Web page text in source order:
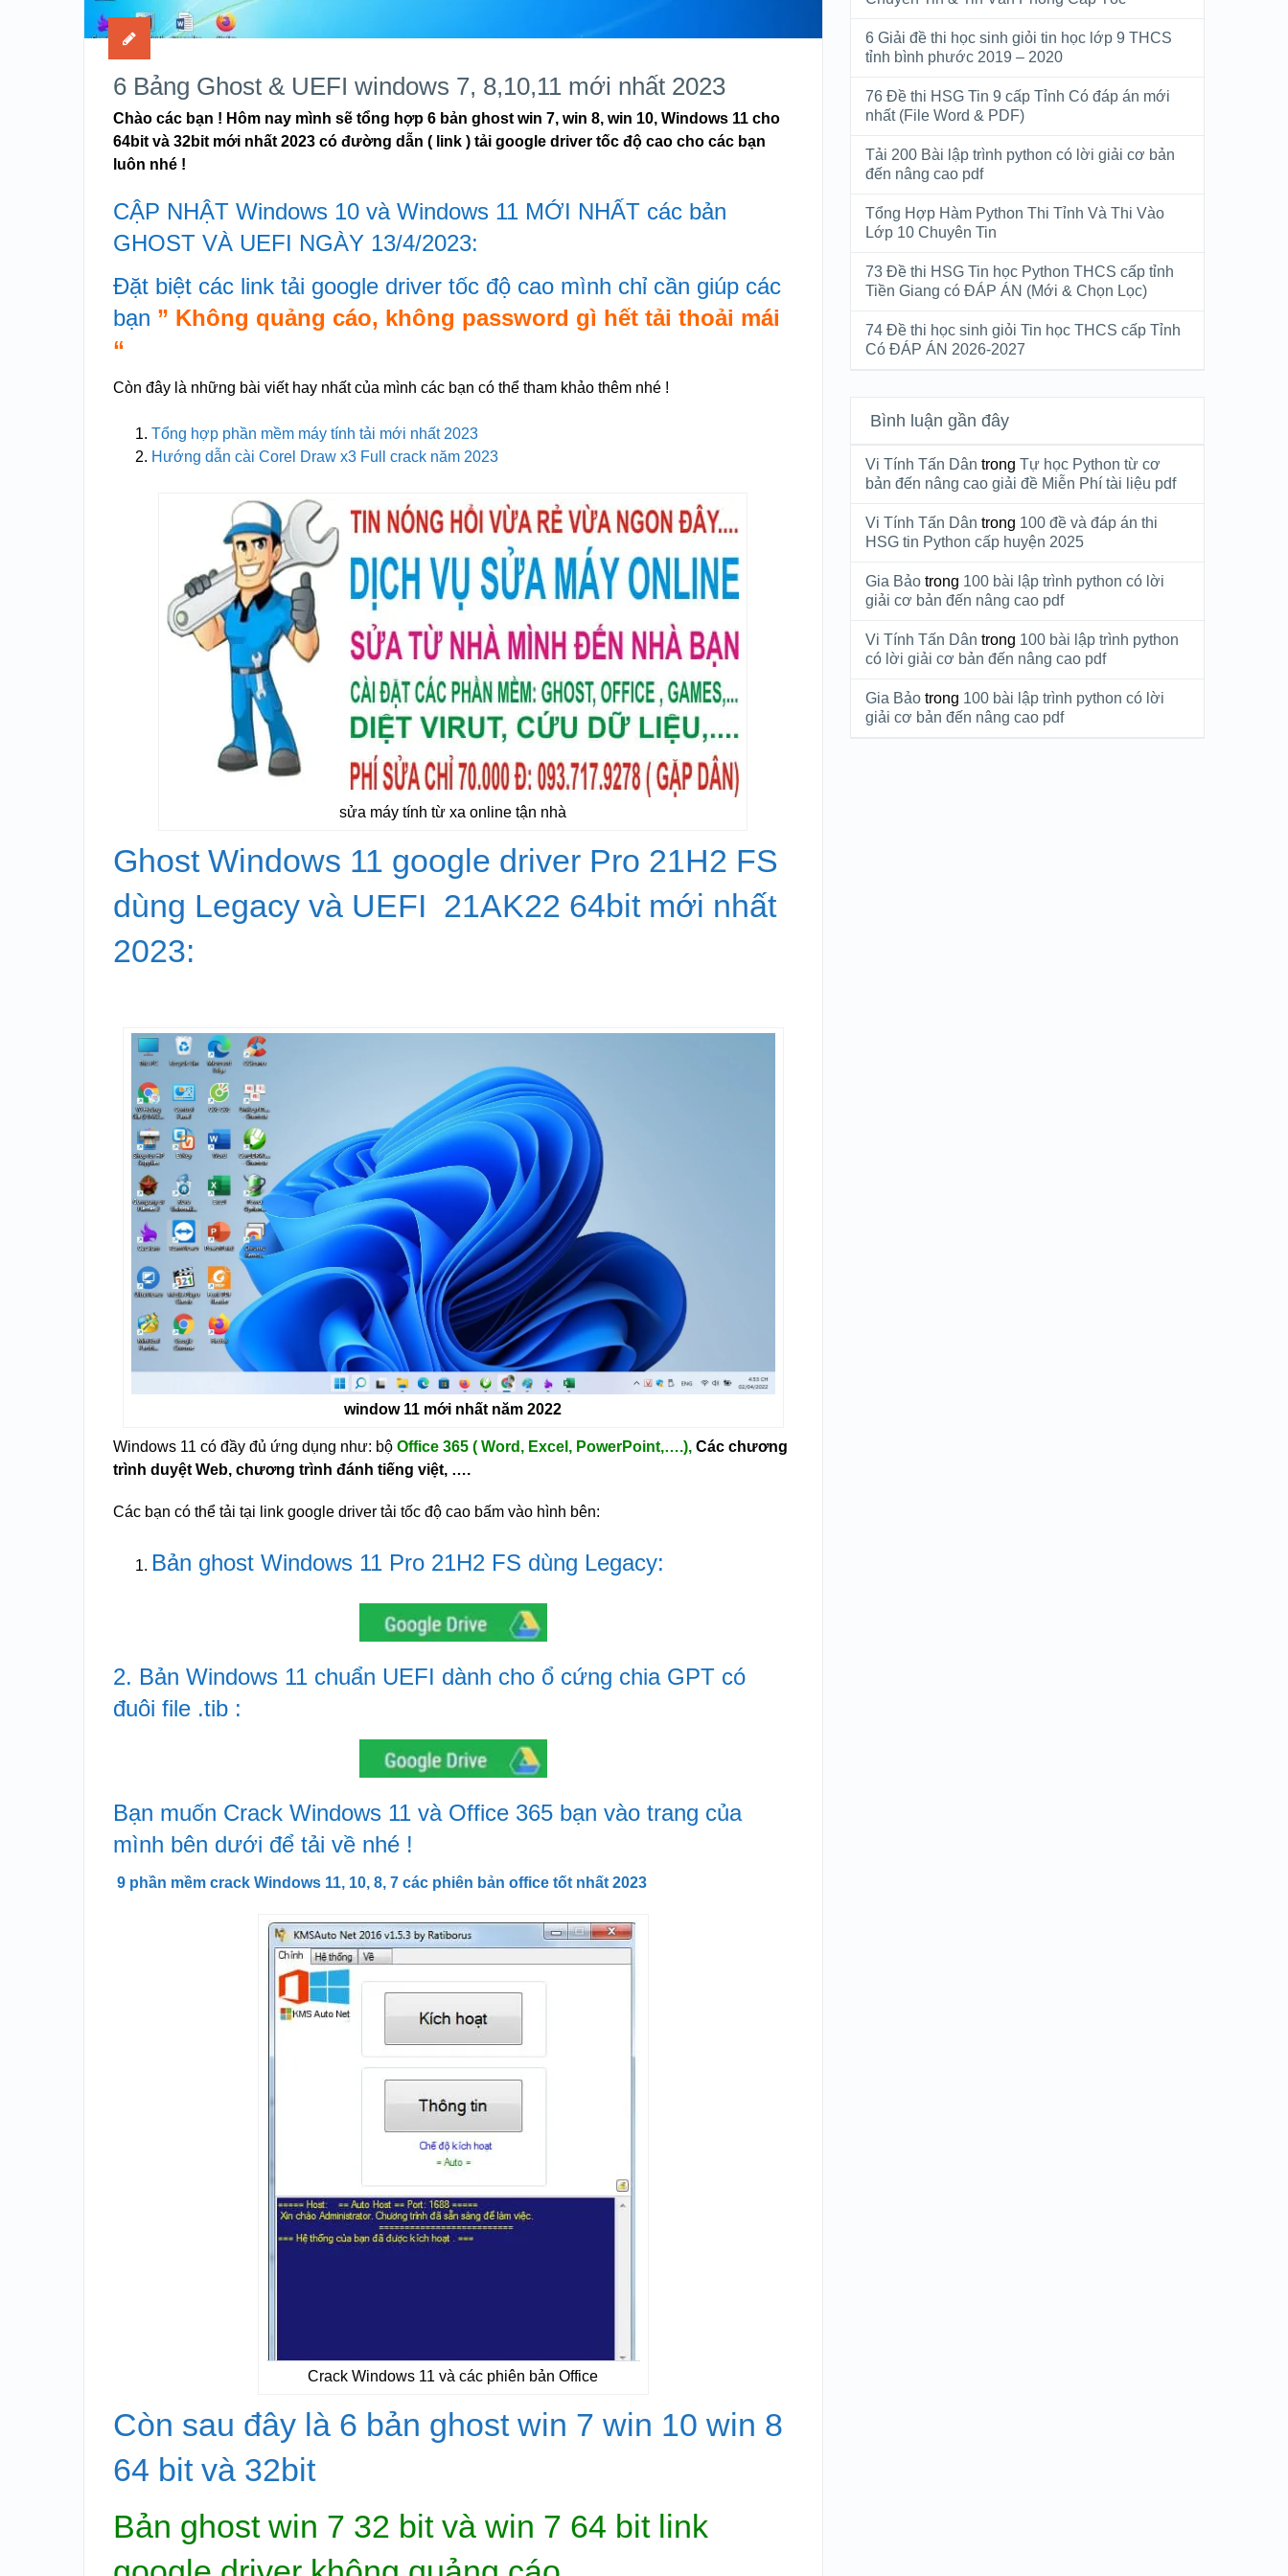
6 Bảng Ghost & UEFI windows 7, 8,10,11 mới nhất 2023
Chào các bạn ! Hôm nay mình sẽ tổng hợp 6 bản ghost win 7, win 8, win 10, Windows 11 cho
64bit và 32bit mới nhất 2023 có đường dẫn ( link ) tải google driver tốc độ cao cho các bạn
luôn nhé !
CẬP NHẬT Windows 10 và Windows 11 MỚI NHẤT các bản
GHOST VÀ UEFI NGÀY 13/4/2023:
Đặt biệt các link tải google driver tốc độ cao mình chỉ cần giúp các
bạn ” Không quảng cáo, không password gì hết tải thoải mái
“
Còn đây là những bài viết hay nhất của mình các bạn có thể tham khảo thêm nhé !
Tổng hợp phần mềm máy tính tải mới nhất 2023
Hướng dẫn cài Corel Draw x3 Full crack năm 2023
sửa máy tính từ xa online tận nhà
Ghost Windows 11 google driver Pro 21H2 FS
dùng Legacy và UEFI 21AK22 64bit mới nhất
2023:
window 11 mới nhất năm 2022
Windows 11 có đầy đủ ứng dụng như: bộOffice 365 ( Word, Excel, PowerPoint,….),Các chương
trình duyệt Web, chương trình đánh tiếng việt, ….
Các bạn có thể tải tại link google driver tải tốc độ cao bấm vào hình bên:
Bản ghost Windows 11 Pro 21H2 FS dùng Legacy:
2. Bản Windows 11 chuẩn UEFI dành cho ổ cứng chia GPT có
đuôi file .tib :
Bạn muốn Crack Windows 11 và Office 365 bạn vào trang của
mình bên dưới để tải về nhé !
9 phần mềm crack Windows 11, 10, 8, 7 các phiên bản office tốt nhất 2023
Crack Windows 11 và các phiên bản Office
Còn sau đây là 6 bản ghost win 7 win 10 win 8
64 bit và 32bit
Bản ghostwin 7 32 bit và win 7 64 bit link
6 Giải đề thi học sinh giỏi tin học lớp 9 THCS
tỉnh bình phước 2019 – 2020
76 Đề thi HSG Tin 9 cấp Tỉnh Có đáp án mới
nhất (File Word & PDF)
Tải 200 Bài lập trình python có lời giải cơ bản
đến nâng cao pdf
Tổng Hợp Hàm Python Thi Tỉnh Và Thi Vào
Lớp 10 Chuyên Tin
73 Đề thi HSG Tin học Python THCS cấp tỉnh
Tiền Giang có ĐÁP ÁN (Mới & Chọn Lọc)
74 Đề thi học sinh giỏi Tin học THCS cấp Tỉnh
Có ĐÁP ÁN 2026-2027
Bình luận gần đây
Vi Tính Tấn Dân trongTự học Python từ cơ
bản đến nâng cao giải đề Miễn Phí tài liệu pdf
Vi Tính Tấn Dân trong 100 đề và đáp án thi
HSG tin Python cấp huyện 2025
Gia Bảo trong 100 bài lập trình python có lời
giải cơ bản đến nâng cao pdf
Vi Tính Tấn Dân trong 100 bài lập trình python
có lời giải cơ bản đến nâng cao pdf
Gia Bảo trong 100 bài lập trình python có lời
giải cơ bản đến nâng cao pdf